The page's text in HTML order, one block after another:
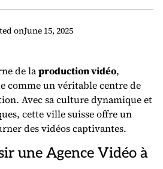
onJune 15, 2025
de laproduction vidéo,
comme un véritable centre de
Avec sa culture dynamique et
cette ville suisse offre un
des vidéos captivantes.
une Agence Vidéo à